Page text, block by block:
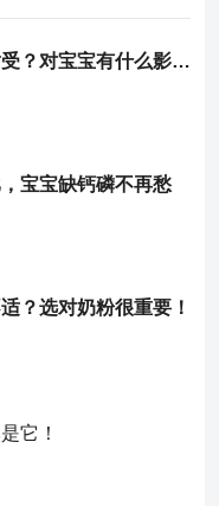
什么是乳糖不耐受？对宝宝有什么影响？
宝宝缺钙磷不再愁
？选对奶粉很重要！
它！